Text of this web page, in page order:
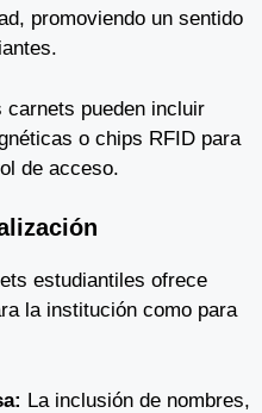
promoviendo un sentido
carnets pueden incluir
o chips RFID para
de acceso.
estudiantiles ofrece
la institución como para
La inclusión de nombres,